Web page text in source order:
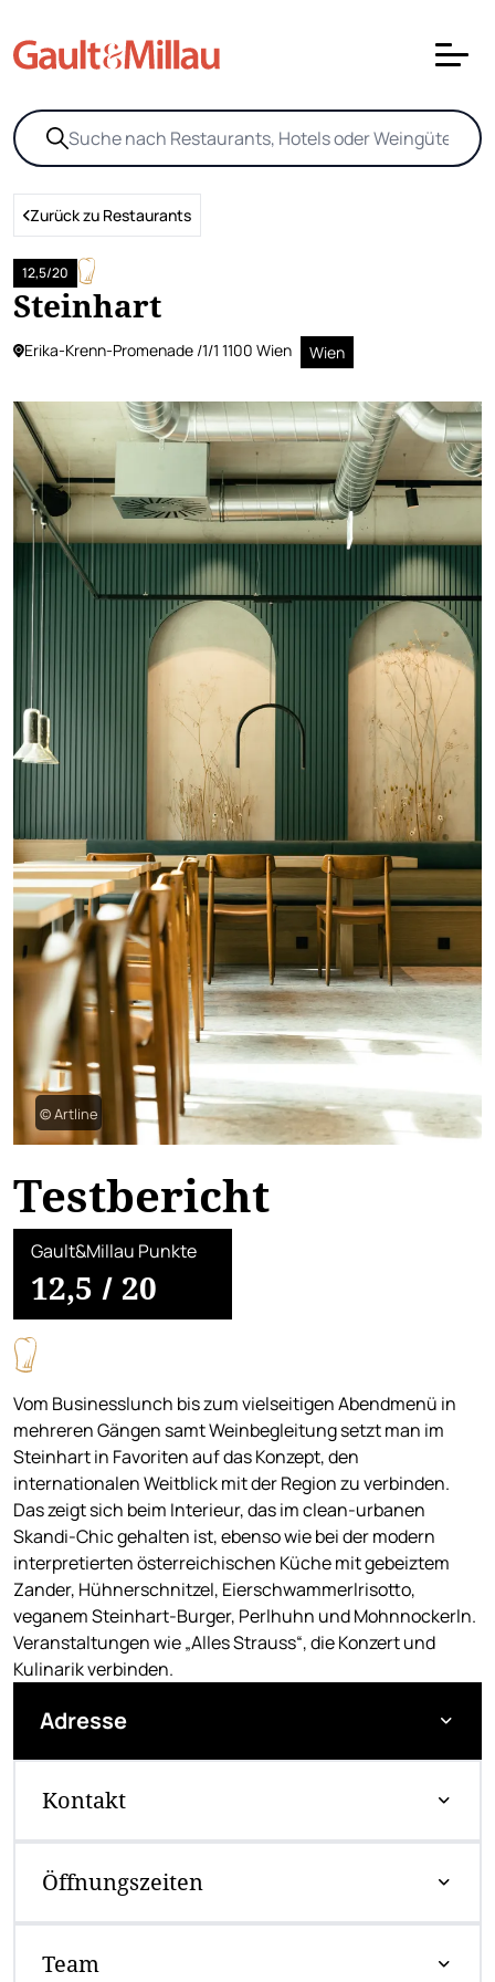
Zurück zu Restaurants
Steinhart
12,5/20
Erika-Krenn-Promenade /1/1 1100 Wien Wien
© Artline
Testbericht
Gault&Millau Punkte
12,5 / 20
Vom Businesslunch bis zum vielseitigen Abendmenü in
mehreren Gängen samt Weinbegleitung setzt man im
Steinhart in Favoriten auf das Konzept, den
internationalen Weitblick mit der Region zu verbinden.
Das zeigt sich beim Interieur, das im clean-urbanen
Skandi-Chic gehalten ist, ebenso wie bei der modern
interpretierten österreichischen Küche mit gebeiztem
Zander, Hühnerschnitzel, Eierschwammerlrisotto,
veganem Steinhart-Burger, Perlhuhn und Mohnnockerln.
Veranstaltungen wie „Alles Strauss“, die Konzert und
Kulinarik verbinden.
Adresse
Kontakt
Öffnungszeiten
Team